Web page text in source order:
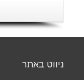
ניווט באתר